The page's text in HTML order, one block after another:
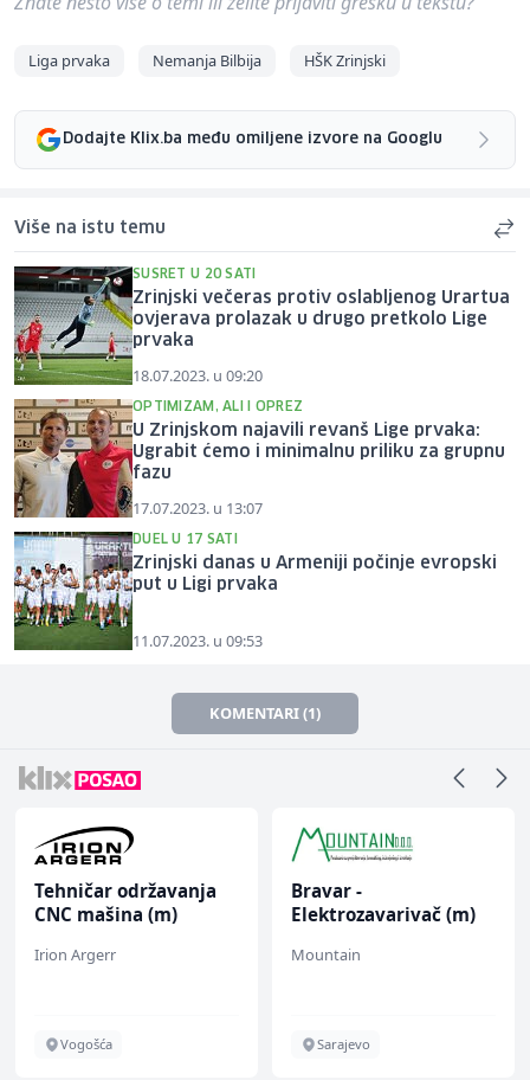
Liga prvaka Nemanja Bilbija HŠK Zrinjski
Dodajte Klix.ba među omiljene izvore na Googlu
Više na istu temu
SUSRET U 20 SATI
Zrinjski večeras protiv oslabljenog Urartua
ovjerava prolazak u drugo pretkolo Lige
prvaka
18.07.2023. u 09:20
OPTIMIZAM, ALI I OPREZ
U Zrinjskom najavili revanš Lige prvaka:
Ugrabit ćemo i minimalnu priliku za grupnu
fazu
17.07.2023. u 13:07
DUEL U 17 SATI
Zrinjski danas u Armeniji počinje evropski
put u Ligi prvaka
11.07.2023. u 09:53
KOMENTARI (1)
Tehničar održavanja
CNC mašina (m)
Irion Argerr
Vogošća
Bravar -
Elektrozavarivač (m)
Mountain
Sarajevo